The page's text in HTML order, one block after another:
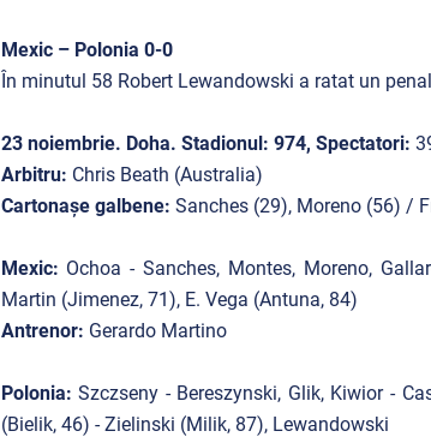
Mexic – Polonia 0-0
În minutul 58 Robert Lewandowski a ratat un
23 noiembrie. Doha. Stadionul: 974, Spectatori:
Arbitru: Chris Beath (Australia)
Cartonașe galbene: Sanches (29), Moreno (56) /
Mexic: Ochoa - Sanches, Montes, Moreno,
Martin (Jimenez, 71), E. Vega (Antuna, 84)
Antrenor: Gerardo Martino
Polonia:Szczseny - Bereszynski, Glik, Kiwior -
(Bielik, 46) - Zielinski (Milik, 87), Lewandowski